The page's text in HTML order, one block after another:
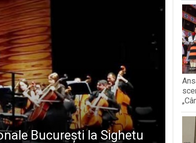
de la moartea lui Iancu de Hunedoara
14–16 august
Sighet găzduiește o nouă întâlnire a clubului de
unui eveniment internațional dedicat prieteniei
București la Sighetu